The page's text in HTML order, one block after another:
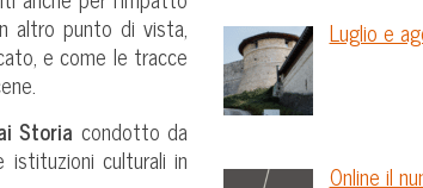
altro punto di vista,
e come le tracce
Storia condotto da
culturali in
Luglio e
Online il